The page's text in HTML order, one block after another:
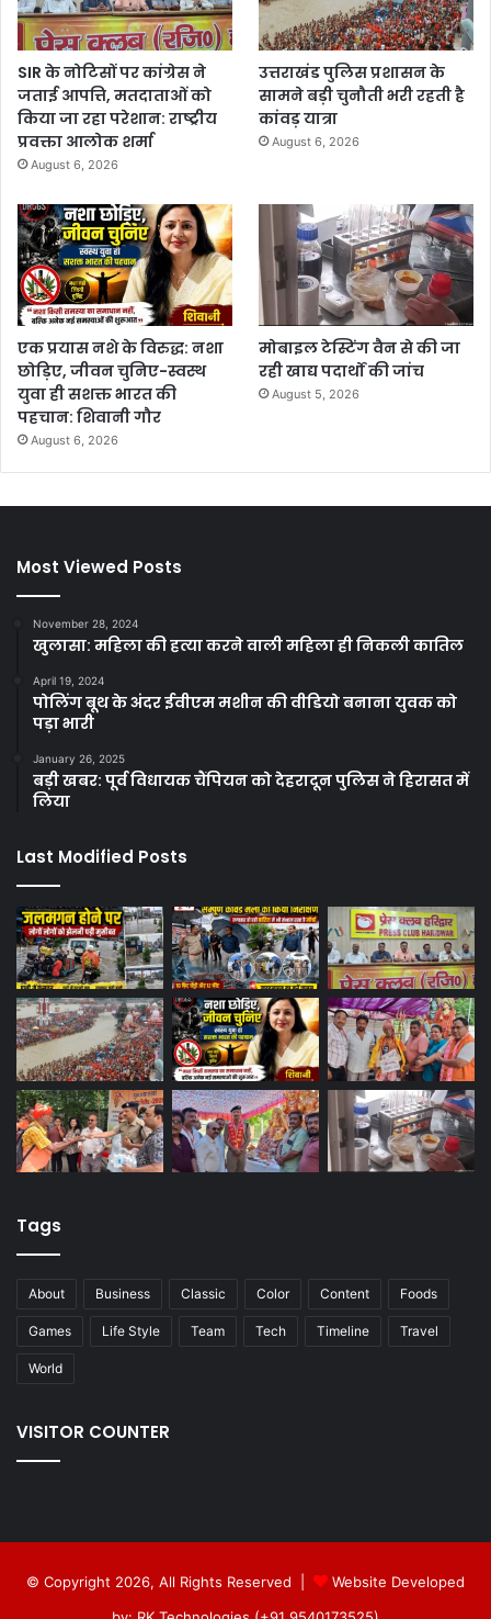
SIR के नोटिसों पर कांग्रेस ने
जताई आपत्ति, मतदाताओं को
किया जा रहा परेशान: राष्ट्रीय
प्रवक्ता आलोक शर्मा
August 6, 2026
उत्तराखंड पुलिस प्रशासन के
सामने बड़ी चुनौती भरी रहती है
कांवड़ यात्रा
August 6, 2026
एक प्रयास नशे के विरुद्ध: नशा
छोड़िए, जीवन चुनिए-स्वस्थ
युवा ही सशक्त भारत की
पहचान: शिवानी गौर
August 6, 2026
मोबाइल टेस्टिंग वैन से की जा
रही खाद्य पदार्थों की जांच
August 5, 2026
Most Viewed Posts
November 28, 2024
खुलासा: महिला की हत्या करने वाली महिला ही निकली कातिल
April 19, 2024
पोलिंग बूथ के अंदर ईवीएम मशीन की वीडियो बनाना युवक को
पड़ा भारी
January 26, 2025
बड़ी खबर: पूर्व विधायक चैंपियन को देहरादून पुलिस ने हिरासत में
लिया
Last Modified Posts
Tags
About Business Classic Color Content Foods
Games Life Style Team Tech Timeline Travel
World
VISITOR COUNTER
© Copyright 2026, All Rights Reserved |
Website Developed